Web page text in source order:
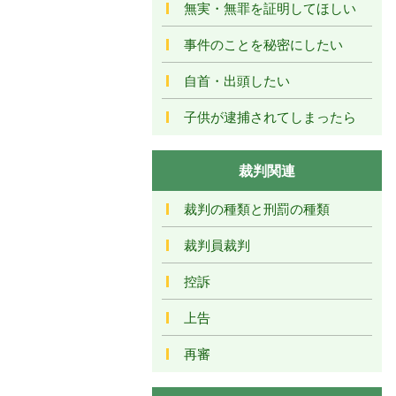
無実・無罪を証明してほしい
事件のことを秘密にしたい
自首・出頭したい
子供が逮捕されてしまったら
裁判関連
裁判の種類と刑罰の種類
裁判員裁判
控訴
上告
再審